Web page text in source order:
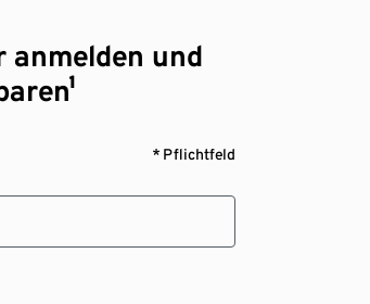
anmelden und
* Pflichtfeld